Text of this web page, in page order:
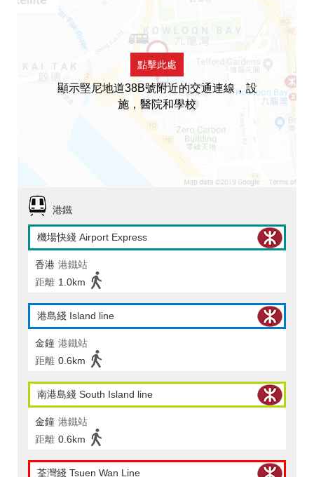
點擊此處
顯示堅尼地道38B號附近的交通連線，設
施，醫院和學校
港鐵
機場快綫 Airport Express
香港 港鐵站
距離 1.0km
港島綫 Island line
金鐘 港鐵站
距離 0.6km
南港島綫 South Island line
金鐘 港鐵站
距離 0.6km
荃灣綫 Tsuen Wan Line